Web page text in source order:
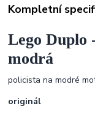
Kompletní
Lego Duplo
modrá
policista na modré
originál